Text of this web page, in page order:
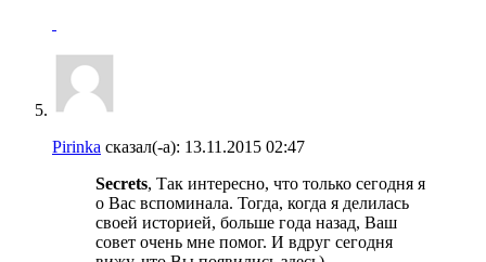
Pirinka сказал(-а): 13.11.2015 02:47
Secrets, Так интересно, что только сегодня я
о Вас вспоминала. Тогда, когда я делилась
своей историей, больше года назад, Ваш
совет очень мне помог. И вдруг сегодня